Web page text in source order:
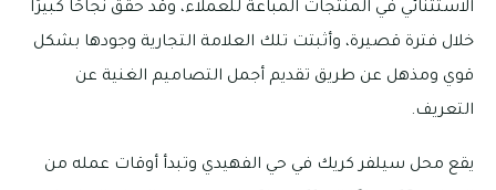
الاستثنائي في المنتجات المباعة للعملاء، وقد حقق نجاحًا كبيرًا
خلال فترة قصيرة، وأثبتت تلك العلامة التجارية وجودها بشكل
قوي ومذهل عن طريق تقديم أجمل التصاميم الغنية عن
التعريف.
يقع محل سيلفر كريك في حي الفهيدي وتبدأ أوقات عمله من